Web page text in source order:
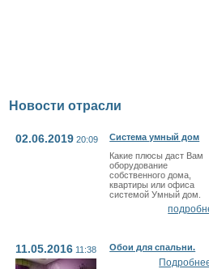
Новости отрасли
02.06.2019 20:09
Система умный дом
Какие плюсы даст Вам
оборудование
собственного дома,
квартиры или офиса
системой Умный дом.
11.05.2016 11:38 Обои для спальни.